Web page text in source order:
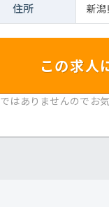
住所 新
この求人
はありませんのでお